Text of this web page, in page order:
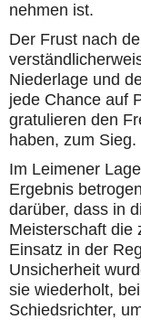
nehmen ist.
Der Frust nach
Niederlage und
jede Chance auf
gratulieren den
haben, zum Sieg.
Im Leimener
Ergebnis
darüber, dass in
Meisterschaft die
Einsatz in der
Unsicherheit
sie wiederholt,
Schiedsrichter,